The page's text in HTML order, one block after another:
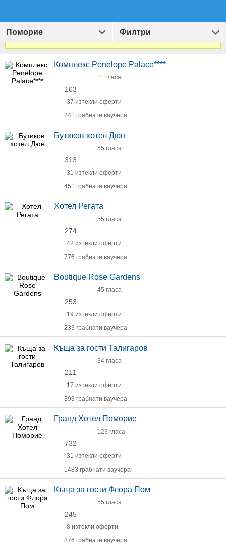
Поморие Филтри
Виж оферти за Хотели и Екскурзии
Комплекс Penelope Palace****
11 гласа
163
37 изтекли оферти
241 грабнати ваучера
Бутиков хотел Дюн
55 гласа
313
31 изтекли оферти
451 грабнати ваучера
Хотел Регата
55 гласа
274
42 изтекли оферти
776 грабнати ваучера
Boutique Rose Gardens
45 гласа
253
19 изтекли оферти
233 грабнати ваучера
Къща за гости Талигаров
34 гласа
211
17 изтекли оферти
393 грабнати ваучера
Гранд Хотел Поморие
123 гласа
732
31 изтекли оферти
1483 грабнати ваучера
Къща за гости Флора Пом
55 гласа
245
8 изтекли оферти
876 грабнати ваучера